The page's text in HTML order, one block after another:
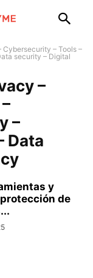
– Tools –
security – Digital
–
–
Data
y
de